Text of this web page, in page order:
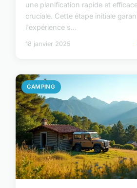
une planification rapide et
cruciale. Cette étape initiale
l'expérience s...
18 janvier 2025
CAMPING